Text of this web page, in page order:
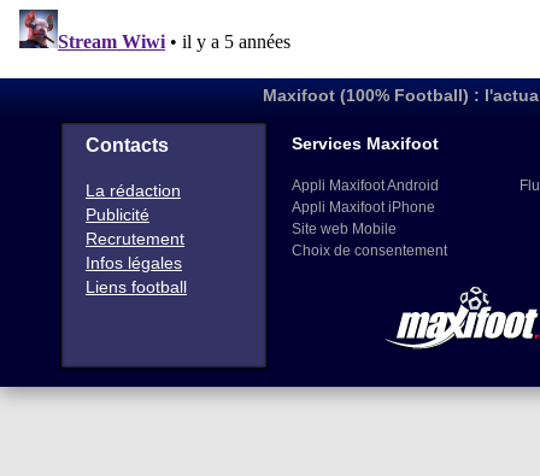
Maxifoot (100% Football) :
Contacts
La rédaction
Publicité
Recrutement
Infos légales
Liens football
Services Maxifoot
Appli Maxifoot Android
Appli Maxifoot iPhone
Site web Mobile
Choix de consentement